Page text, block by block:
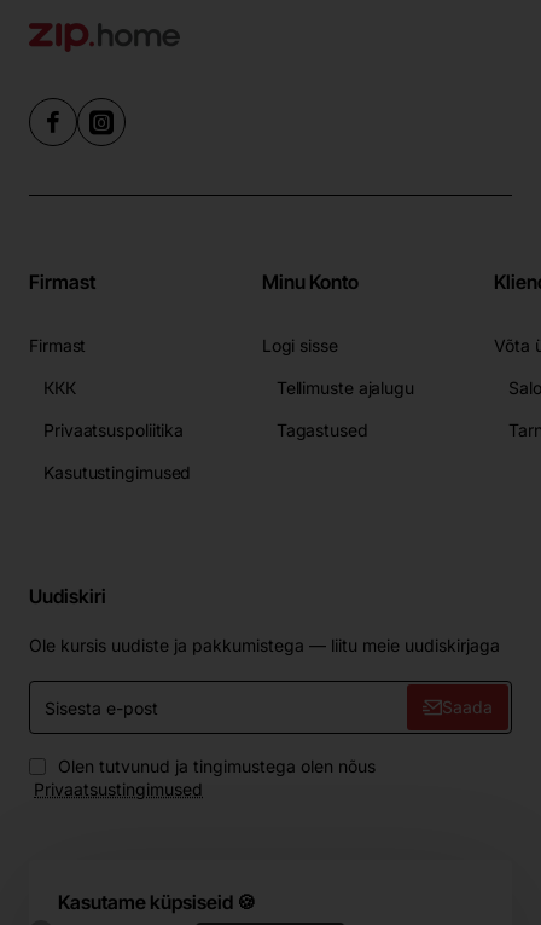
Kasutame küpsiseid 🍪
Firmast
Firmast
ККК
Privaatsuspoliitika
Kasutustingimused
Minu Konto
Logi sisse
Tellimuste ajalugu
Tagastused
Võta
Uudiskiri
Ole kursis uudiste ja pakkumistega — liitu meie uudiskirjaga
Sisesta
e-
post
Saada
Olen tutvunud ja tingimustega olen nõus
Privaatsustingimused